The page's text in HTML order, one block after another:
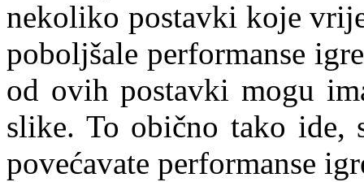
nekoliko postavki koje
poboljšale performanse
od ovih postavki mogu
slike. To obično tako ide,
povećavate performanse